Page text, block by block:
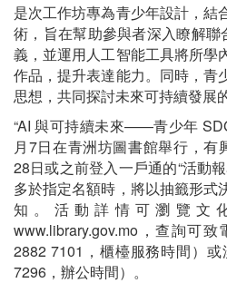
是次工作坊專為青少年設計，結
術，旨在幫助參與者深入瞭解聯
義，並運用人工智能工具將所學
作品，提升表達能力。同時，青
思想，共同探討未來可持續發展
“AI 與可持續未來——青少年
月7日在青洲坊圖書館舉行，有
28日或之前登入一戶通的“活動
多於指定名額時，將以抽籤形式
知。活動詳情可瀏覽文
www.library.gov.mo，查詢可
2882 7101，櫃檯服務時間）
7296，辦公時間）。